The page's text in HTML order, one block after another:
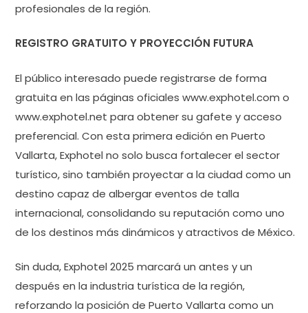
profesionales de la región.
REGISTRO GRATUITO Y PROYECCIÓN FUTURA
El público interesado puede registrarse de forma
gratuita en las páginas oficiales www.exphotel.com o
www.exphotel.net para obtener su gafete y acceso
preferencial. Con esta primera edición en Puerto
Vallarta, Exphotel no solo busca fortalecer el sector
turístico, sino también proyectar a la ciudad como un
destino capaz de albergar eventos de talla
internacional, consolidando su reputación como uno
de los destinos más dinámicos y atractivos de México.
Sin duda, Exphotel 2025 marcará un antes y un
después en la industria turística de la región,
reforzando la posición de Puerto Vallarta como un